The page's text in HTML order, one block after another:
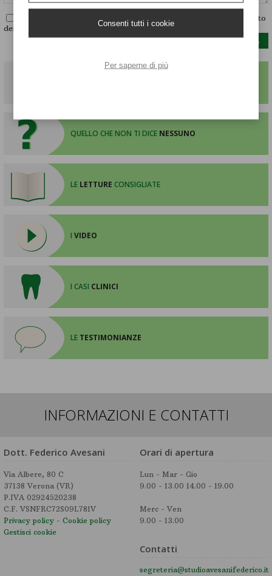
sul trattamento
dei dati personali
QUELLO CHE NON TI DICE NESSUNO
LE LETTURE CONSIGLIATE
IVIDEO
I CASI CLINICI
LE TESTIMONIANZE
INFORMAZIONI E CONTATTI
Dott. Federico Avesani
Via Albere, 80 C
37138 Verona (VR)
P.IVA 02924520238
C.F. VSNFRC72S09L781V
Privacy policy -Cookie policy
Gestisci cookie
Orari di apertura
Lun - Mar - Gio
9.00 - 13.00 14.00 - 19.00
Merc - Ven
9.00 - 13.00
Contatti
segreteria@studioavesanifederico.it
Consenti tutti i cookie
Per saperne di più